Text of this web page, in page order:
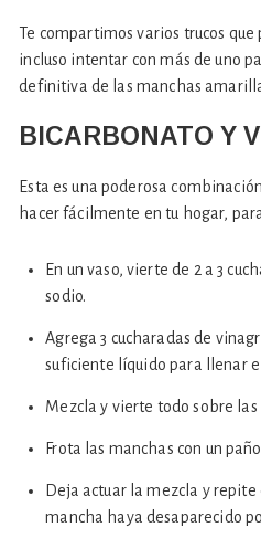
Te compartimos varios trucos
incluso intentar con más de uno
definitiva de las manchas
BICARBONATO Y
Esta es una poderosa
hacer fácilmente en tu hogar,
En un vaso, vierte de 2 a 3
sodio.
Agrega 3 cucharadas de
suficiente líquido para llenar
Mezcla y vierte todo sobre las
Frota las manchas con un
Deja actuar la mezcla y
mancha haya desaparecido